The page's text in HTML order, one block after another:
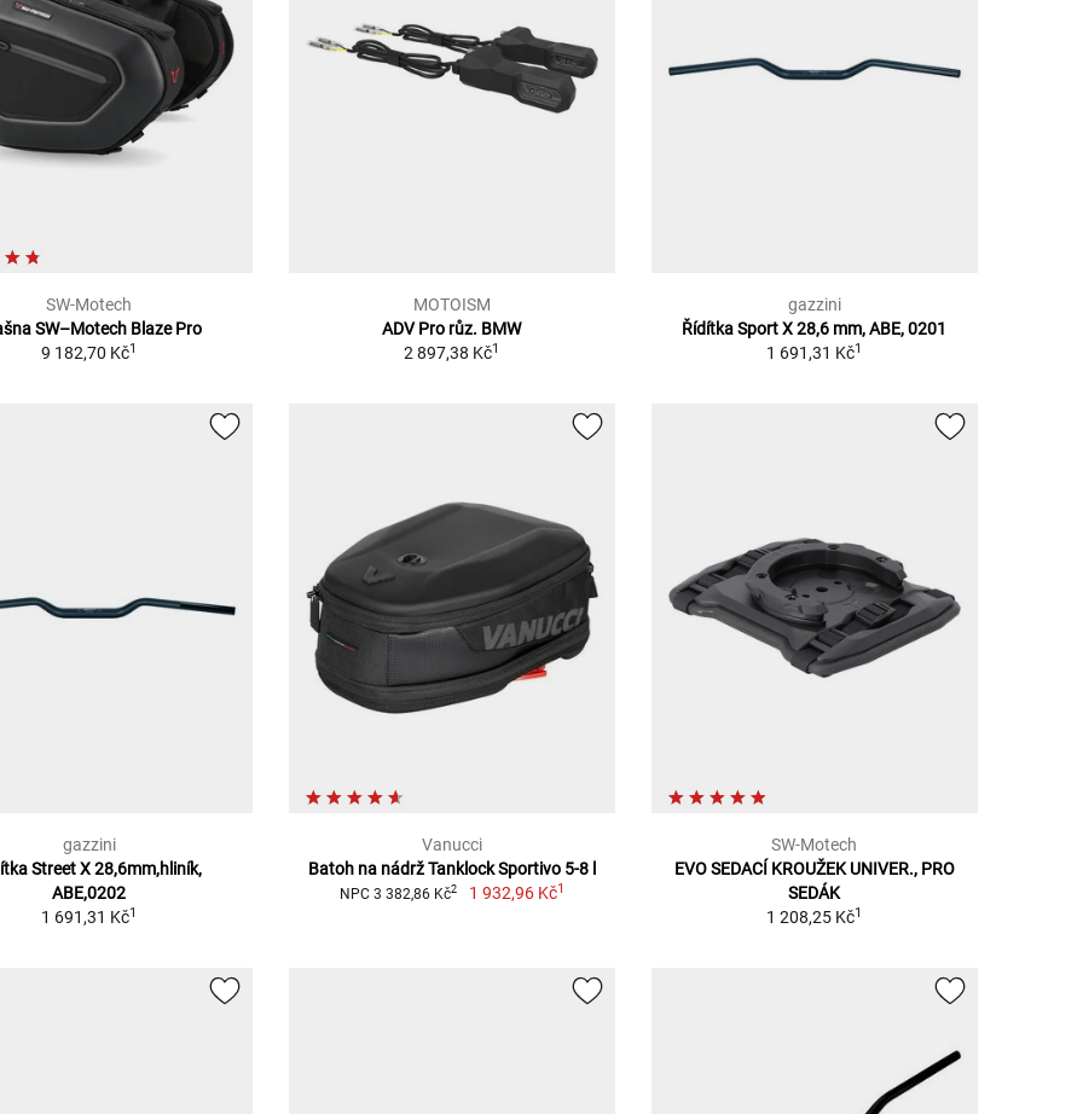
SW-Motech
SW–Motech Blaze Pro
9 182,70 Kč1
MOTOISM
ADV Pro růz. BMW
2 897,38 Kč1
gazzini
Řídítka Sport X 28,6 mm, ABE, 0201
1 691,31 Kč1
gazzini
Street X 28,6mm,hliník,
ABE,0202
1 691,31 Kč1
Vanucci
Batoh na nádrž Tanklock Sportivo 5-8 l
NPC 3 382,86 Kč2 1 932,96 Kč1
SW-Motech
EVO SEDACÍ KROUŽEK UNIVER., PRO
SEDÁK
1 208,25 Kč1